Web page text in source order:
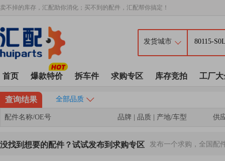
卖不掉的库存，汇配助你消化；买不到的配件，汇配帮你搞定！
首页 爆款特价 拆车件 求购专区 库存竞拍 工厂大
查询结果 全部品质
配件名称/OE号 品牌 | 品质 | 产地/车型 供
没找到想要的配件？试试发布到求购专区 发布一个求购，全国配